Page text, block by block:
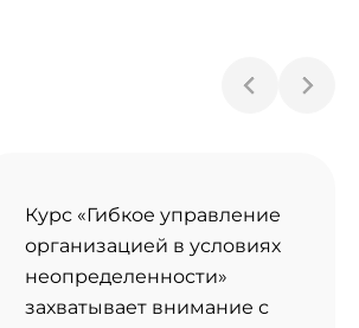
Курс «Гибкое управление
организацией в условиях
неопределенности»
захватывает внимание с